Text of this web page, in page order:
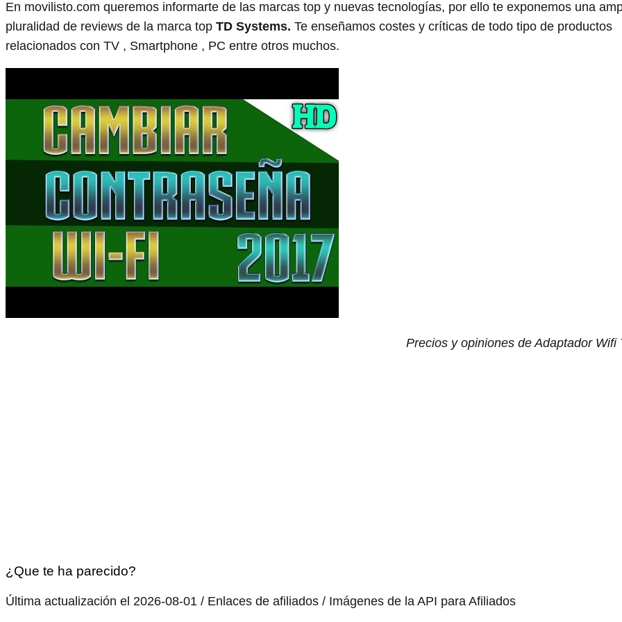
En movilisto.com queremos informarte de las marcas top y nuevas tecnologías, por ello te exponemos una
pluralidad de reviews de la marca top TD Systems. Te enseñamos costes y críticas de todo tipo de productos
relacionados con TV , Smartphone , PC entre otros muchos.
Precios y opiniones de Adaptador Wifi
¿Que te ha parecido?
Última actualización el 2026-08-01 / Enlaces de afiliados / Imágenes de la API para Afiliados